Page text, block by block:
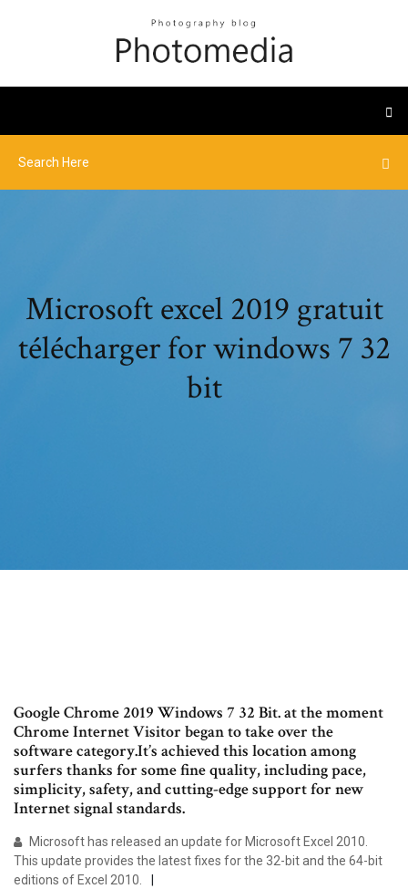
Microsoft excel 2019 gratuit
télécharger for windows 7 32
bit
Google Chrome 2019 Windows 7 32 Bit. at the moment
Chrome Internet Visitor began to take over the
software category.It’s achieved this location among
surfers thanks for some fine quality, including pace,
simplicity, safety, and cutting-edge support for new
Internet signal standards.
Microsoft has released an update for Microsoft Excel 2010.
This update provides the latest fixes for the 32-bit and the 64-bit
editions of Excel 2010.